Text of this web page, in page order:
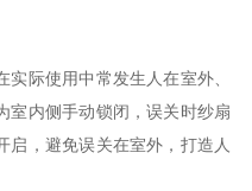
际使用中常发生人在室外、
室内侧手动锁闭，误关时纱扇
启，避免误关在室外，打造人